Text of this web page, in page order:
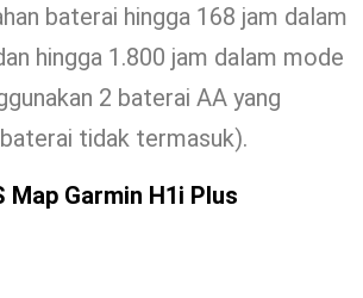
baterai hingga 168 jam dalam
hingga 1.800 jam dalam mode
2 baterai AA yang
tidak termasuk).
Map Garmin H1i Plus